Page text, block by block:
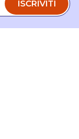
ISCRIVITI